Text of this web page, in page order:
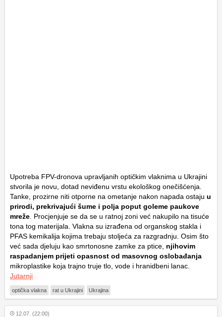
Upotreba FPV-dronova upravljanih optičkim vlaknima u Ukrajini
stvorila je novu, dotad neviđenu vrstu ekološkog onečišćenja.
Tanke, prozirne niti otporne na ometanje nakon napada ostaju u
prirodi, prekrivajući šume i polja poput goleme paukove
mreže . Procjenjuje se da se u ratnoj zoni već nakupilo na tisuće
tona tog materijala. Vlakna su izrađena od organskog stakla i
PFAS kemikalija kojima trebaju stoljeća za razgradnju. Osim što
već sada djeluju kao smrtonosne zamke za ptice, njihovim
raspadanjem prijeti opasnost od masovnog oslobađanja
mikroplastike koja trajno truje tlo, vode i hranidbeni lanac.
Jutarnji
optička vlakna rat u Ukrajini Ukrajina
12.07. (22:00)